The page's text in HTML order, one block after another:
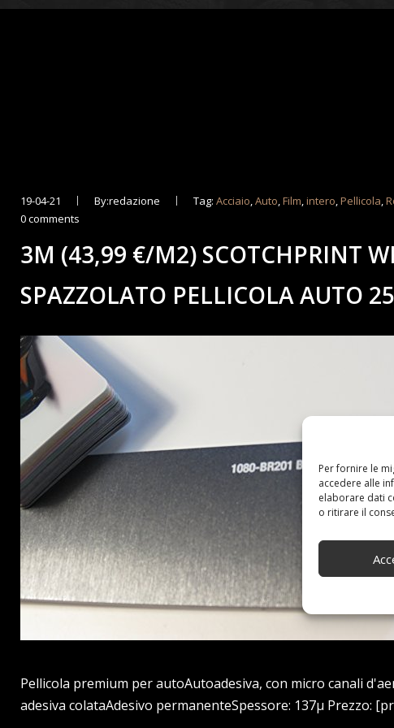
Per fornire le
accedere alle
elaborare dati
o ritirare il
19-04-21 By:redazione Tag:Acciaio,Auto,Film,intero,Pellicola,
0 comments
3M (43,99 €/M2) SCOTCHPRINT
SPAZZOLATO PELLICOLA AUTO
Pellicola premium per autoAutoadesiva, con micro canali
adesiva colataAdesivo permanenteSpessore: 137µ Prezzo: